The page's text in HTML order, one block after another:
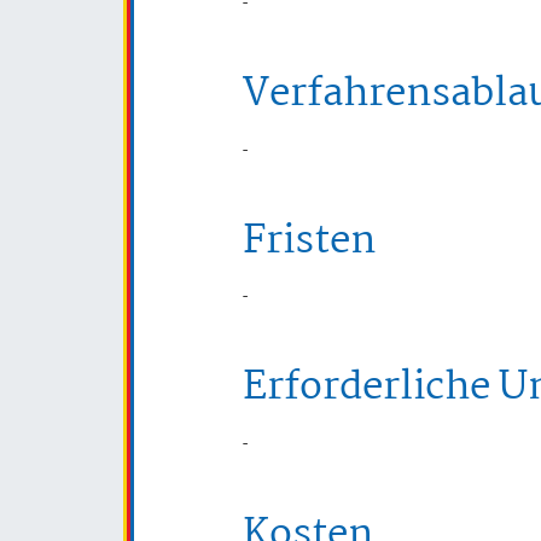
-
Fristen
-
Erforderliche
-